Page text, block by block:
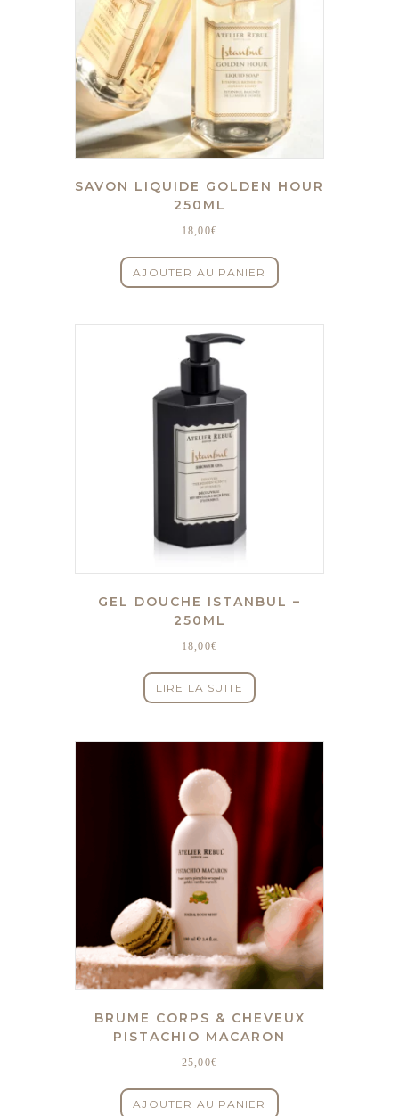
SAVON LIQUIDE GOLDEN HOUR
250ML
18,00€
AJOUTER AU PANIER
GEL DOUCHE ISTANBUL –
250ML
18,00€
LIRE LA SUITE
BRUME CORPS & CHEVEUX
PISTACHIO MACARON
25,00€
AJOUTER AU PANIER